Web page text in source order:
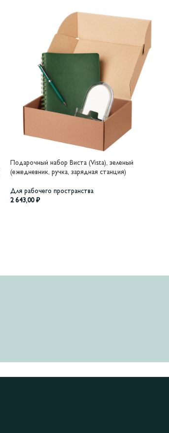
Подарочный набор Виста (Vista), зеленый
(ежедневник, ручка, зарядная станция)
Для рабочего пространства
2 643,00 ₽